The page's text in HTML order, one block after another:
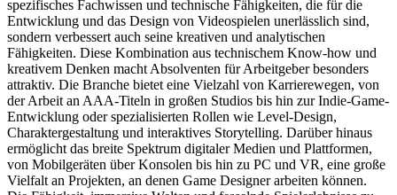
spezifisches Fachwissen und technische Fähigkeiten, die für die
Entwicklung und das Design von Videospielen unerlässlich sind,
sondern verbessert auch seine kreativen und analytischen
Fähigkeiten. Diese Kombination aus technischem Know-how und
kreativem Denken macht Absolventen für Arbeitgeber besonders
attraktiv. Die Branche bietet eine Vielzahl von Karrierewegen, von
der Arbeit an AAA-Titeln in großen Studios bis hin zur Indie-Game-
Entwicklung oder spezialisierten Rollen wie Level-Design,
Charaktergestaltung und interaktives Storytelling. Darüber hinaus
ermöglicht das breite Spektrum digitaler Medien und Plattformen,
von Mobilgeräten über Konsolen bis hin zu PC und VR, eine große
Vielfalt an Projekten, an denen Game Designer arbeiten können.